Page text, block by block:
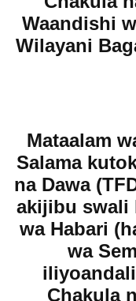
Waandishi
Wilayani
Mataalam
Salama
na Dawa
akijibu swali
wa Habari
wa
Chakula